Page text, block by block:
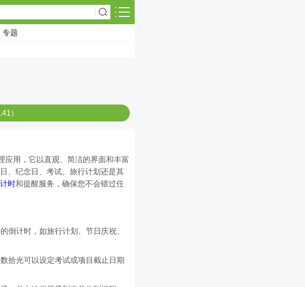
专题
）
应用，它以直观、简洁的界面和丰富
、纪念日、考试、旅行计划还是其
时和提醒服务，确保您不会错过任
倒计时，如旅行计划、节日庆祝、
拾光可以设定考试或项目截止日期